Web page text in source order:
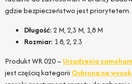
gdzie bezpieczeństwo jest priorytetem.
Długość:2 M, 2,3 M, 1,8 M
Rozmiar: 1.8, 2, 2.3
Produkt WR 020 – Urządzenia
jest częścią kategorii Ochrona na